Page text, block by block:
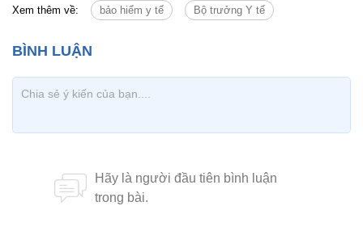
Xem thêm về: bảo hiểm y tế Bộ trưởng Y tế